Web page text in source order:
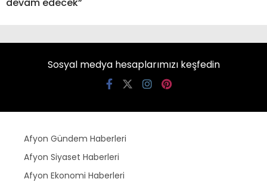
devam edecek”
Sosyal medya hesaplarımızı keşfedin
Afyon Gündem Haberleri
Afyon Siyaset Haberleri
Afyon Ekonomi Haberleri